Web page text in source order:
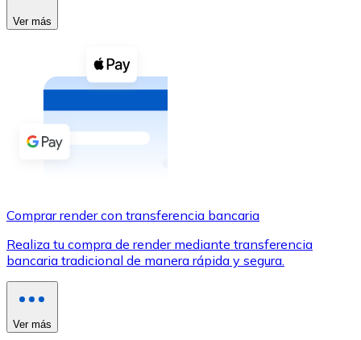
Ver todo
Compra criptomonedas con efectivo en tu tienda más
Comprar con efectivo
Transferencia SEPA
Utiliza tarjetas Visa y Mastercard para comprar
Comprar con tarjeta
Ver más
Comprar render con transferencia bancaria
Realiza tu compra de render mediante transferencia
bancaria tradicional de manera rápida y segura.
Ver más